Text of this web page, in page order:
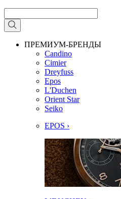
ПРЕМИУМ-БРЕНДЫ
Candino
Cimier
Dreyfuss
Epos
L'Duchen
Orient Star
Seiko
EPOS ›